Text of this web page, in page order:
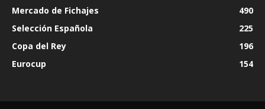
Mercado de Fichajes
490
Selección Española
225
Copa del Rey
196
Eurocup
154